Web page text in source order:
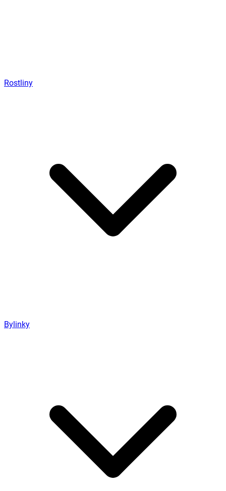
Rostliny
Bylinky